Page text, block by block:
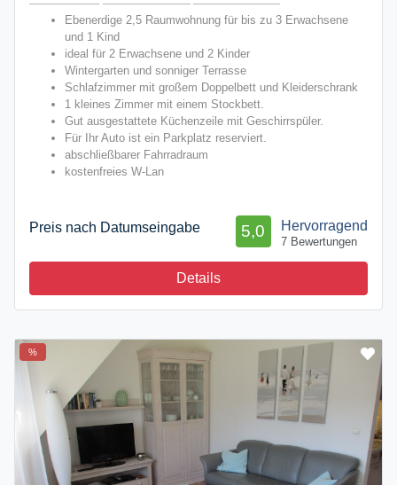
Ebenerdige 2,5 Raumwohnung für bis zu 3 Erwachsene
und 1 Kind
ideal für 2 Erwachsene und 2 Kinder
Wintergarten und sonniger Terrasse
Schlafzimmer mit großem Doppelbett und Kleiderschrank
1 kleines Zimmer mit einem Stockbett.
Gut ausgestattete Küchenzeile mit Geschirrspüler.
Für Ihr Auto ist ein Parkplatz reserviert.
abschließbarer Fahrradraum
kostenfreies W-Lan
Preis nach Datumseingabe Hervorragend
5,0
7 Bewertungen
Details
%